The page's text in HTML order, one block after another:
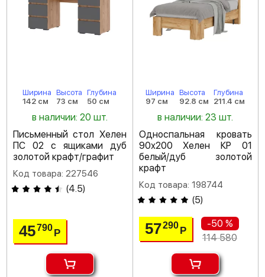
Ширина
142 см
Высота
73 см
Глубина
50 см
в наличии: 20 шт.
Письменный стол Хелен
ПС 02 с ящиками дуб
золотой крафт/графит
Код товара: 227546
(4.5)
45790Р
Ширина
97 см
Высота
92.8 см
Глубина
211.4 см
в наличии: 23 шт.
Односпальная кровать
90х200 Хелен КР 01
белый/дуб золотой
крафт
Код товара: 198744
(5)
57290 Р
-50 %
114 580